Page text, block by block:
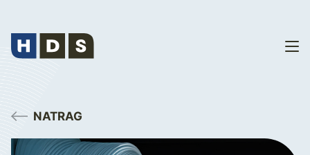
NATRAG